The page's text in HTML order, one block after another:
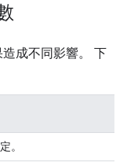
成不同影響。 下
。